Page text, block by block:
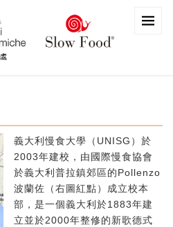
義大利慢食大學（UNISG）於
2003年建校，由國際慢食協會
於義大利普拉鎮郊區的Pollenzo
波蘭佐（右圖紅點）成立校本
部，是一個義大利於1883年建
立並於2000年整修的新歌德式